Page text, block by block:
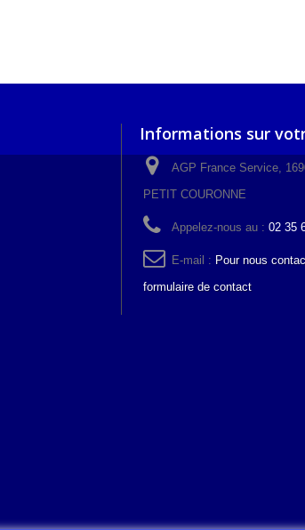
Informations sur
AGP France Service,
PETIT COURONNE
Appelez-nous au : 02 35
E-mail : Pour nous
formulaire de contact